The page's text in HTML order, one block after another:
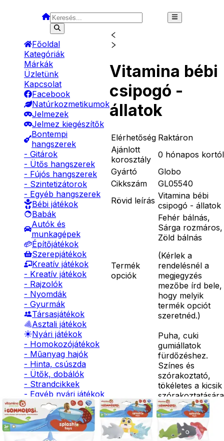
Főoldal
Kategóriák
Márkák
Üzletünk
Kapcsolat
Facebook
Natúrkozmetikumok
Jelmezek
Jelmez kiegészítők
Bontempi
hangszerek
- Gitárok
- Ütős hangszerek
- Fújós hangszerek
- Szintetizátorok
- Egyéb hangszerek
Bébi játékok
Babák
Autók és
munkagépek
Építőjátékok
Szerepjátékok
Kreatív játékok
- Kreatív játékok
- Rajzolók
- Nyomdák
- Gyurmák
Társasjátékok
Asztali játékok
Nyári játékok
- Homokozójátékok
- Műanyag hajók
- Hinta, csúszda
- Ütők, dobálók
- Strandcikkek
- Egyéb nyári játékok
Lábbal hajtós
járművek
Téli játékok
Vitamina bébi
csipogó -
állatok
Elérhetőség Raktáron
Ajánlott
korosztály
0 hónapos kortól
Gyártó
Globo
Cikkszám
GL05540
Rövid leírás Vitamina bébi
csipogó - állatok
Termék
opciók
Fehér bálnás,
Sárga rozmáros,
Zöld bálnás
(Kérlek a
rendelésnél a
megjegyzés
mezőbe írd bele,
hogy melyik
termék opciót
szeretnéd.)
Részletes
Puha, cuki
gumiállatok
fürdőzéshez.
Színes és
szórakoztató,
tökéletes a kicsik
Minden csomag
darabot
tartalmaz,
különböző